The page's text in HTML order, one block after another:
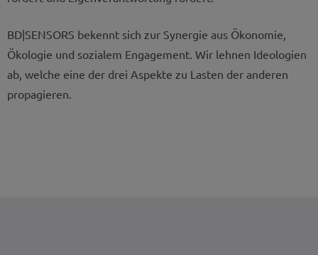
BD|SENSORS bekennt sich zur Synergie aus Ökonomie,
Ökologie und sozialem Engagement. Wir lehnen Ideologien
ab, welche eine der drei Aspekte zu Lasten der anderen
propagieren.